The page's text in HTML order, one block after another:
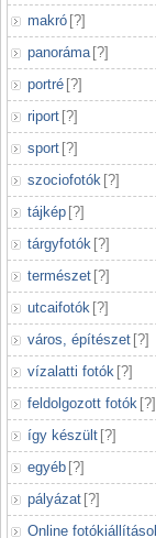
makró [?]
panoráma [?]
portré [?]
riport [?]
sport [?]
szociofotók [?]
tájkép [?]
tárgyfotók [?]
természet [?]
utcaifotók [?]
város, építészet [?]
vízalatti fotók [?]
feldolgozott fotók [?]
így készült [?]
egyéb [?]
pályázat [?]
Online